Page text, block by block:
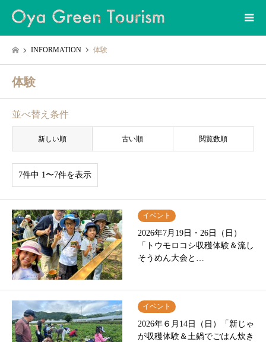
INFORMATION 体験
体験
並べ替え条件
新しい順 古い順 閲覧数順
7件中 1〜7件を表示
イベント
2026年7月19日・26日（日）
「トウモロコシ収穫体験＆流し
そうめん大会と…
イベント
2026年６月14日（日）「新じゃ
が収穫体験＆土鍋でごはん炊き